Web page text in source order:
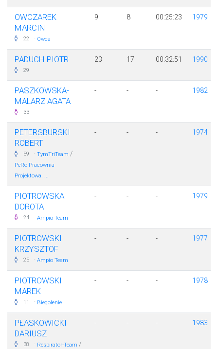
OWCZAREK
MARCIN
22 · Owca
9 8 00:25:23 1979
PADUCH PIOTR
29
23 17 00:32:51 1990
PASZKOWSKA-
MALARZ AGATA
33
- - - 1982
PETERSBURSKI
ROBERT
59 · TymTriTeam /
PeRo Pracownia
Projektowa. ...
- - - 1974
PIOTROWSKA
DOROTA
24 · Ampio Team
- - - 1979
PIOTROWSKI
KRZYSZTOF
25 · Ampio Team
- - - 1977
PIOTROWSKI
MAREK
11 · Biegolenie
- - - 1978
PŁASKOWICKI
DARIUSZ
38 · Respirator-Team /
- - - 1983